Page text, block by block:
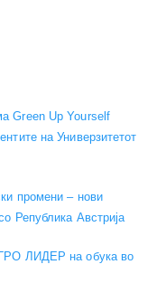
Green Up Yourself
на Универзитетот
промени – нови
Република Австрија
ЛИДЕР на обука во